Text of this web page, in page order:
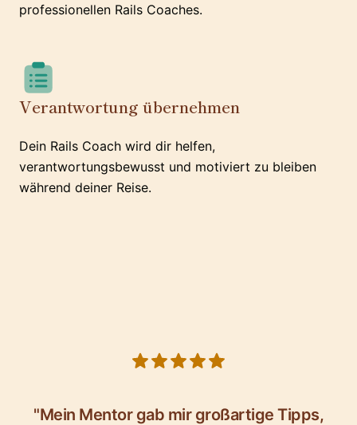
professionellen Rails Coaches.
Verantwortung übernehmen
Dein Rails Coach wird dir helfen,
verantwortungsbewusst und motiviert zu bleiben
während deiner Reise.
"Mein Mentor gab mir großartige Tipps,